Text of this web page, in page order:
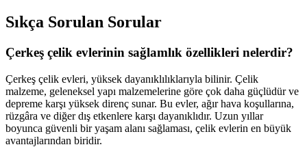
Sıkça Sorulan Sorular
Çerkeş çelik evlerinin sağlamlık özellikleri nelerdir?
Çerkeş çelik evleri, yüksek dayanıklılıklarıyla bilinir. Çelik
malzeme, geleneksel yapı malzemelerine göre çok daha güçlüdür ve
depreme karşı yüksek direnç sunar. Bu evler, ağır hava koşullarına,
rüzgâra ve diğer dış etkenlere karşı dayanıklıdır. Uzun yıllar
boyunca güvenli bir yaşam alanı sağlaması, çelik evlerin en büyük
avantajlarından biridir.